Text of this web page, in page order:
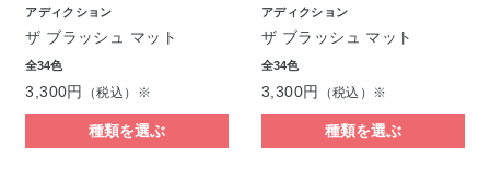
アディクション
ザ ブラッシュ マット
全34色
3,300円 （税込）※
種類を選ぶ
アディクション
ザ ブラッシュ マット
全34色
3,300円 （税込）※
種類を選ぶ